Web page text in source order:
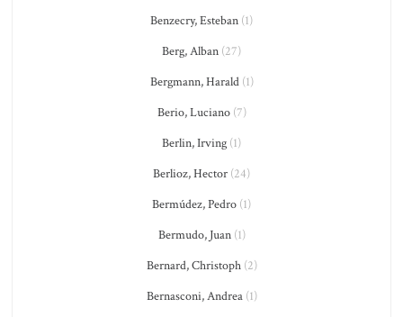
Benzecry, Esteban (1)
Berg, Alban (27)
Bergmann, Harald(1)
Berio, Luciano(7)
Berlin, Irving (1)
Berlioz, Hector (24)
Bermúdez, Pedro (1)
Bermudo, Juan(1)
Bernard, Christoph(2)
Bernasconi, Andrea(1)